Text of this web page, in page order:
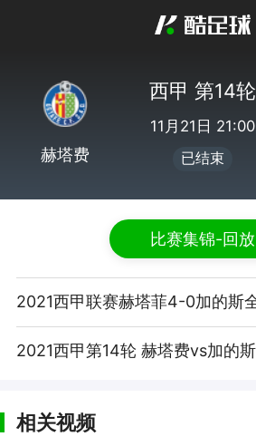
赫塔费
西甲 第14轮
11月21日 21:00
已结束
比赛集锦-回放
相关视频